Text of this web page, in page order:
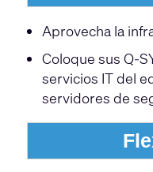
Aprovecha la
Coloque sus Q-
servicios IT del
servidores de